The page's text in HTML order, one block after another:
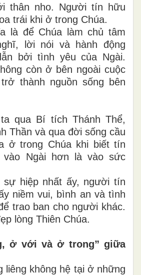
thân nho. Người tín hữu
trái khi ở trong Chúa.
là để Chúa làm chủ tâm
lời nói và hành động
bởi tình yêu của Ngài.
còn ở bên ngoài cuộc
thành nguồn sống bên
qua Bí tích Thánh Thể,
Thần và qua đời sống cầu
ở trong Chúa khi biết tín
vào Ngài hơn là vào sức
sự hiệp nhất ấy, người tín
niềm vui, bình an và tình
trao ban cho người khác.
lòng Thiên Chúa.
ở với và ở trong” giữa
liêng không hệ tại ở những